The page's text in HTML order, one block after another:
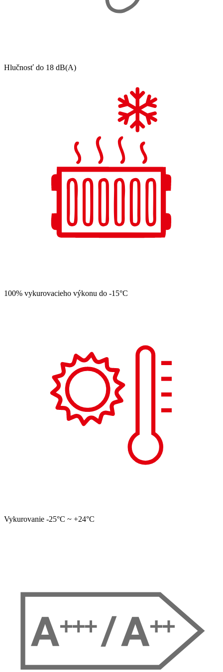
Hlučnosť do 18 dB(A)
100% vykurovacieho výkonu do -15°C
Vykurovanie -25°C ~ +24°C